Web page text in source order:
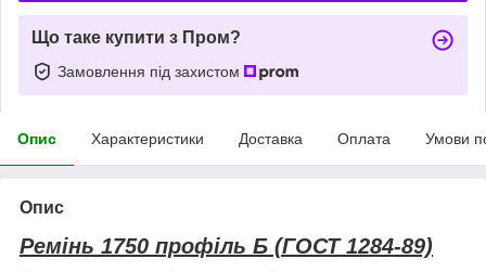
Що таке купити з Пром?
Замовлення під захистом
Опис Характеристики Доставка Оплата Умови
Опис
Ремінь 1750 профіль Б (ГОСТ 1284-89)